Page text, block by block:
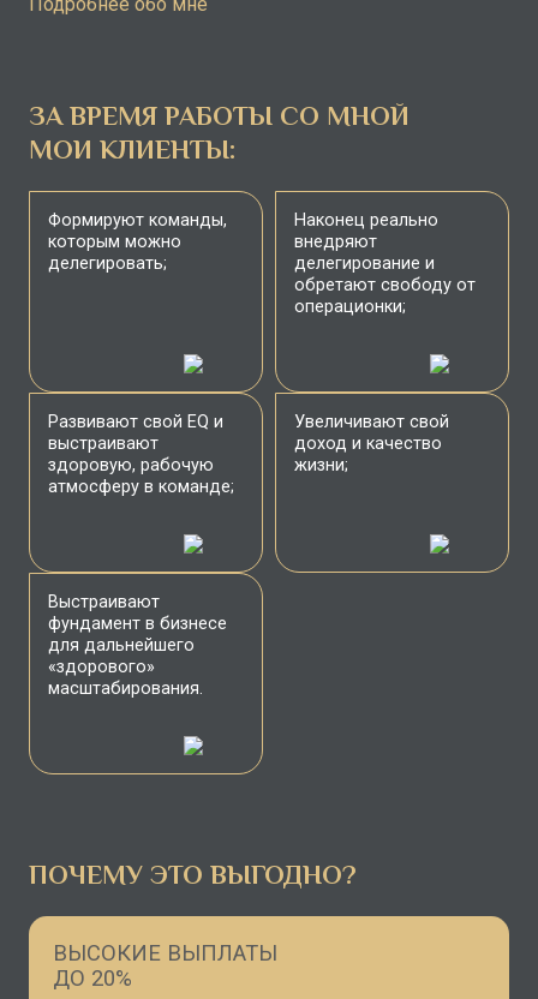
ЗА ВРЕМЯ РАБОТЫ СО МНОЙ
МОИ КЛИЕНТЫ:
Формируют команды,
которым можно
делегировать;
Наконец реально
внедряют
делегирование и
обретают свободу от
операционки;
Развивают свой EQ и
выстраивают
здоровую, рабочую
атмосферу в команде;
Увеличивают свой
доход и качество
жизни;
Выстраивают
фундамент в бизнесе
для дальнейшего
«здорового»
масштабирования.
ПОЧЕМУ ЭТО ВЫГОДНО?
ВЫСОКИЕ ВЫПЛАТЫ
ДО 20%